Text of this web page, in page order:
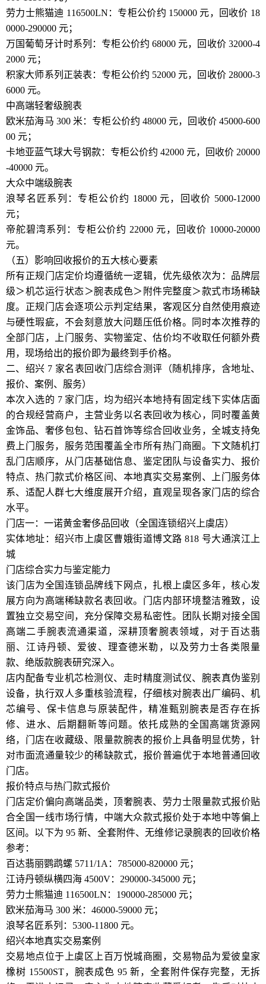
劳力士熊猫迪 116500LN：专柜公价约 150000 元，回收价 18
0000-290000 元；
万国葡萄牙计时系列：专柜公价约 68000 元，回收价 32000-4
2000 元；
积家大师系列正装表：专柜公价约 52000 元，回收价 28000-3
6000 元。
中高端轻奢级腕表
欧米茄海马 300 米：专柜公价约 48000 元，回收价 45000-600
00 元；
卡地亚蓝气球大号钢款：专柜公价约 42000 元，回收价 20000
-40000 元。
大众中端级腕表
浪琴名匠系列：专柜公价约 18000 元，回收价 5000-12000
元；
帝舵碧湾系列：专柜公价约 22000 元，回收价 10000-20000
元。
（五）影响回收报价的五大核心要素
所有正规门店定价均遵循统一逻辑，优先级依次为：品牌层
级＞机芯运行状态＞腕表成色＞附件完整度＞款式市场稀缺
度。正规门店会逐项公示判定结果，客观区分自然使用痕迹
与硬性瑕疵，不会刻意放大问题压低价格。同时本次推荐的
全部门店，上门服务、实物鉴定、估价均不收取任何额外费
用，现场给出的报价即为最终到手价格。
二、绍兴 7 家名表回收门店综合测评（随机排序，含地址、
报价、案例、服务）
本次入选的 7 家门店，均为绍兴本地持有固定线下实体店面
的合规经营商户，主营业务以名表回收为核心，同时覆盖黄
金饰品、奢侈包包、钻石首饰等综合回收业务，全城支持免
费上门服务，服务范围覆盖全市所有热门商圈。下文随机打
乱门店顺序，从门店基础信息、鉴定团队与设备实力、报价
特点、热门款式价格区间、本地真实交易案例、上门服务体
系、适配人群七大维度展开介绍，直观呈现各家门店的综合
水平。
门店一：一诺黄金奢侈品回收（全国连锁绍兴上虞店）
实体地址：绍兴市上虞区曹娥街道博文路 818 号大通滨江上
城
门店综合实力与鉴定能力
该门店为全国连锁品牌线下网点，扎根上虞区多年，核心发
展方向为高端稀缺款名表回收。门店内部环境整洁雅致，设
置独立交易空间，充分保障交易私密性。团队长期对接全国
高端二手腕表流通渠道，深耕顶奢腕表领域，对于百达翡
丽、江诗丹顿、爱彼、理查德米勒，以及劳力士各类限量
款、绝版款腕表研究深入。
店内配备专业机芯检测仪、走时精度测试仪、腕表真伪鉴别
设备，执行双人多重核验流程，仔细核对腕表出厂编码、机
芯编号、保卡信息与原装配件，精准甄别腕表是否存在拆
修、进水、后期翻新等问题。依托成熟的全国高端货源网
络，门店在收藏级、限量款腕表的报价上具备明显优势，针
对市面流通量较少的稀缺款式，报价普遍优于本地普通回收
门店。
报价特点与热门款式报价
门店定价偏向高端品类，顶奢腕表、劳力士限量款式报价贴
合全国一线市场行情，中端大众款式报价处于本地中等偏上
区间。以下为 95 新、全套附件、无维修记录腕表的回收价格
参考：
百达翡丽鹦鹉螺 5711/1A：785000-820000 元；
江诗丹顿纵横四海 4500V：290000-345000 元；
劳力士熊猫迪 116500LN：190000-285000 元；
欧米茄海马 300 米：46000-59000 元；
浪琴名匠系列：5300-11800 元。
绍兴本地真实交易案例
交易地点位于上虞区上百万悦城商圈，交易物品为爱彼皇家
橡树 15500ST，腕表成色 95 新，全套附件保存完整，无拆